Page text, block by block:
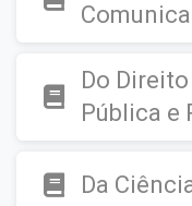
Do
Pública e
Da